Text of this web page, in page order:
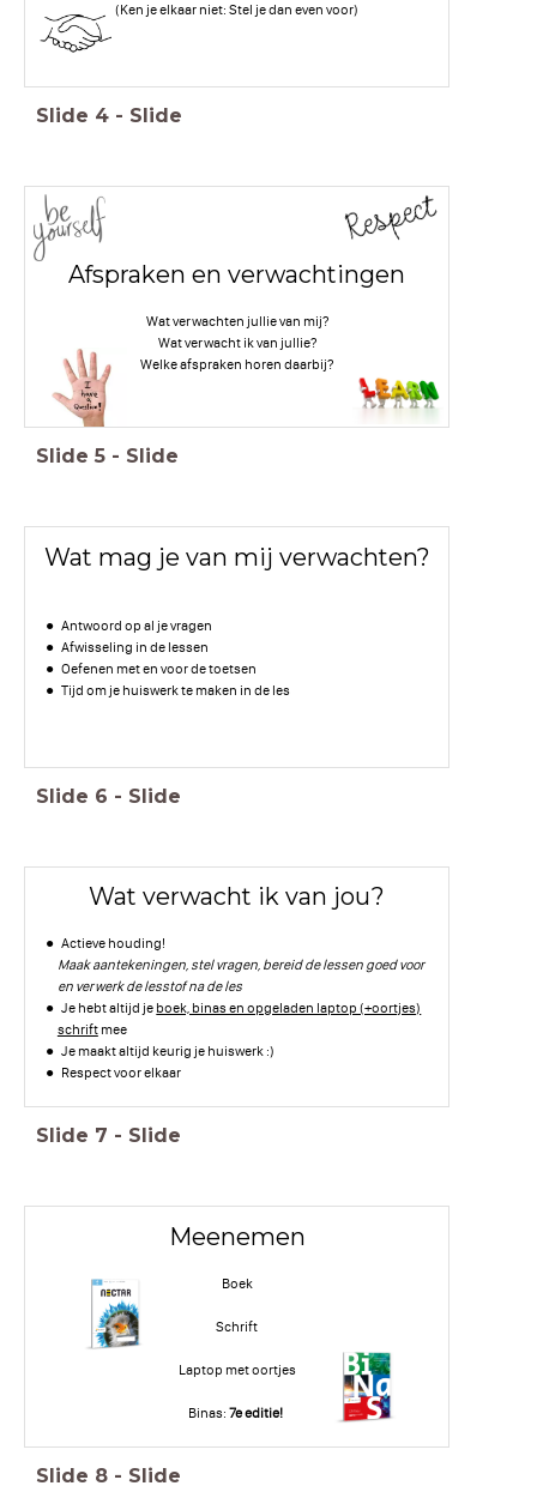
(Ken je elkaar niet: Stel je dan even voor)
Slide 4 - Slide
Afspraken en verwachtingen
Wat verwachten jullie van mij?
Wat verwacht ik van jullie?
Welke afspraken horen daarbij?
Slide 5 - Slide
Wat mag je van mij verwachten?
Antwoord op al je vragen
Afwisseling in de lessen
Oefenen met en voor de toetsen
Tijd om je huiswerk te maken in de les
Slide 6 - Slide
Wat verwacht ik van jou?
Actieve houding!
Maak aantekeningen, stel vragen, bereid de lessen goed voor
en verwerk de lesstof na de les
Je hebt altijd je boek, binas en opgeladen laptop (+oortjes)
schriftmee
Je maakt altijd keurig je huiswerk :)
Respect voor elkaar
Slide 7 - Slide
Meenemen
Boek
Schrift
Laptop met oortjes
Binas: 7e editie!
Slide 8 - Slide